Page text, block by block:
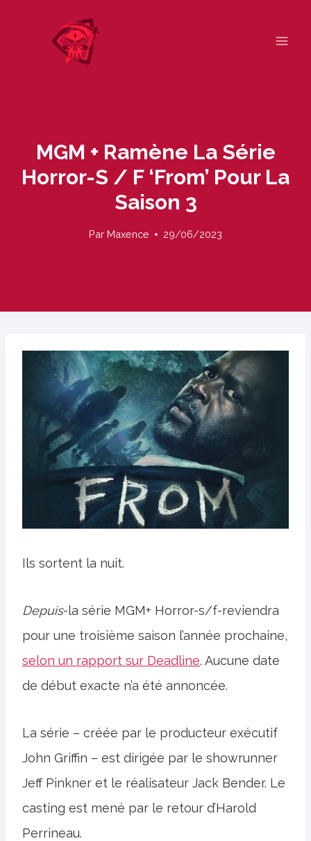
MGM + Ramène La Série
Horror-S / F ‘From’ Pour La
Saison 3
Par Maxence 29/06/2023
Ils sortent la nuit.
Depuis-la série MGM+ Horror-s/f-reviendra
pour une troisième saison l’année prochaine,
selon un rapport sur Deadline. Aucune date
de début exacte n’a été annoncée.
La série – créée par le producteur exécutif
John Griffin – est dirigée par le showrunner
Jeff Pinkner et le réalisateur Jack Bender. Le
casting est mené par le retour d’Harold
Perrineau.